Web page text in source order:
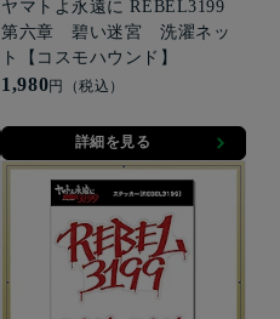
ヤマトよ永遠に REBEL3199
第六章 碧い迷宮 洗濯ネッ
ト【コスモハウンド】
1,980円（税込）
詳細を見る